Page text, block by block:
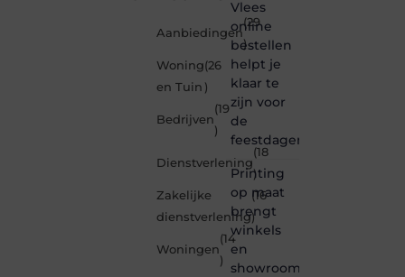
Aanbiedingen
(29
)
Woning
en Tuin
(26
)
Bedrijven
(19
)
Dienstverlening
(18
)
Zakelijke
dienstverlening
(16
)
Woningen
(14
)
Vlees
online
bestellen
helpt je
klaar te
zijn voor
de
feestdagen
Printing
op maat
brengt
winkels
en
showrooms